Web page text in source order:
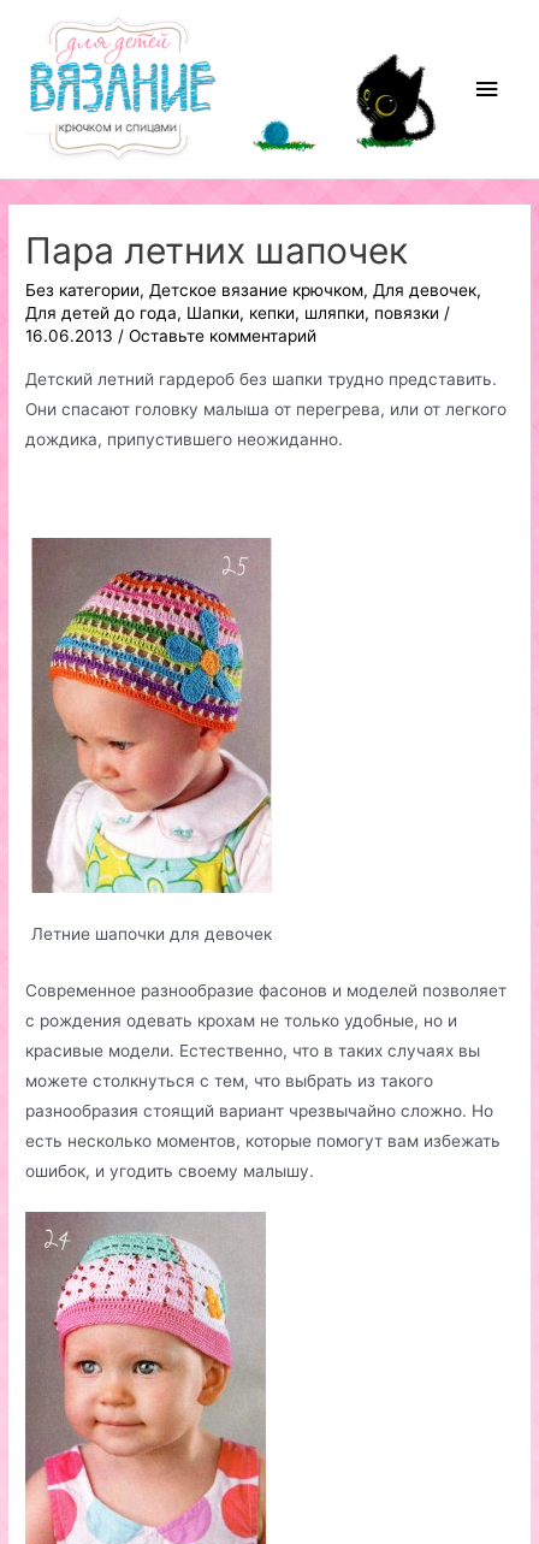
содержимому
Пара летних шапочек
Без категории,Детское вязание крючком,Для девочек,
Для детей до года, Шапки, кепки, шляпки, повязки /
16.06.2013 /Оставьте комментарий
Детский летний гардероб без шапки трудно представить.
Они спасают головку малыша от перегрева, или от легкого
дождика, припустившего неожиданно.
Летние шапочки для девочек
Современное разнообразие фасонов и моделей позволяет
с рождения одевать крохам не только удобные, но и
красивые модели. Естественно, что в таких случаях вы
можете столкнуться с тем, что выбрать из такого
разнообразия стоящий вариант чрезвычайно сложно. Но
есть несколько моментов, которые помогут вам избежать
ошибок, и угодить своему малышу.